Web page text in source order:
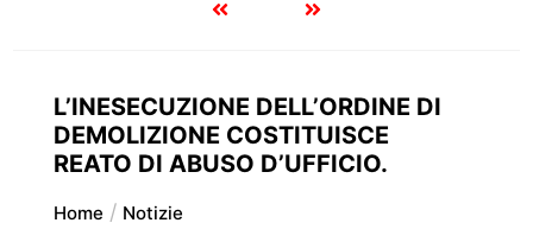
L’INESECUZIONE DELL’ORDINE DI
DEMOLIZIONE COSTITUISCE
REATO DI ABUSO D’UFFICIO.
Home Notizie